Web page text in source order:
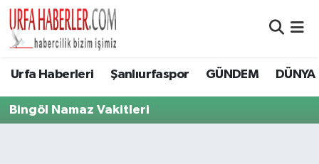
Urfa Haberleri Şanlıurfaspor GÜNDEM DÜNYA
Bingöl Namaz Vakitleri
Şanlıurfa Nöbetçi Eczaneler
Şanlıurfa Namaz Vakitleri